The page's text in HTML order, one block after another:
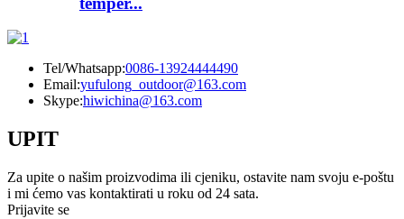
Tel/Whatsapp:0086-13924444490
Email:yufulong_outdoor@163.com
Skype:hiwichina@163.com
UPIT
Za upite o našim proizvodima ili cjeniku, ostavite nam svoju e-poštu
i mi ćemo vas kontaktirati u roku od 24 sata.
Prijavite se